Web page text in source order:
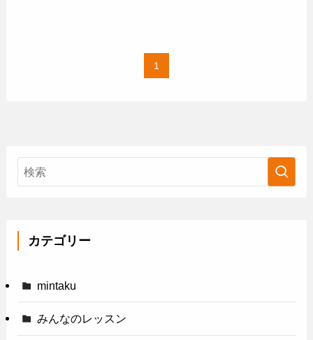
1
カテゴリー
mintaku
みんなのレッスン